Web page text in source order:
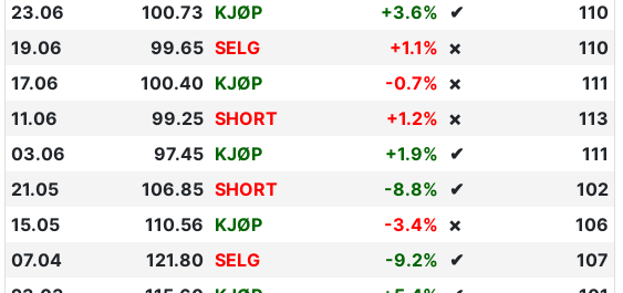
23.06
100.73 KJØP +3.6% ✔
110
19.06
99.65 SELG +1.1% ❌
110
17.06
100.40 KJØP -0.7% ❌
111
11.06
99.25 SHORT +1.2% ❌
113
03.06
97.45 KJØP +1.9% ✔
111
21.05
106.85 SHORT -8.8% ✔
102
15.05
110.56 KJØP -3.4% ❌
106
07.04
121.80 SELG -9.2% ✔
107